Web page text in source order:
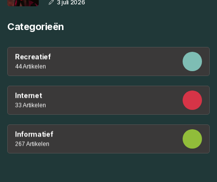
3 juli 2026
Categorieën
Recreatief
44 Artikelen
Internet
33 Artikelen
Informatief
267 Artikelen